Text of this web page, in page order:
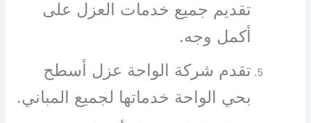
تقديم جميع خدمات العزل على
أكمل وجه.
تقدم شركة الواحة عزل أسطح
بحي الواحة خدماتها لجميع المباني.